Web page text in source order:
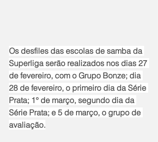
Os desfiles das escolas de samba da
Superliga serão realizados nos dias 27
de fevereiro, com o Grupo Bonze; dia
28 de fevereiro, o primeiro dia da Série
Prata; 1° de março, segundo dia da
Série Prata; e 5 de março, o grupo de
avaliação.